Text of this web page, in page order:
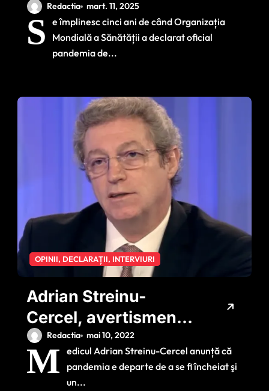
Redactia mart. 11, 2025
S e împlinesc cinci ani de când Organizația
Mondială a Sănătății a declarat oficial
pandemia de...
OPINII, DECLARAȚII, INTERVIURI
Adrian Streinu-
Cercel, avertisment
pentru români:
‘Pandemia nu s-a
terminat. Ne
Redactia mai 10, 2022
M edicul Adrian Streinu-Cercel anunță că
pandemia e departe de a se fi încheiat şi
un...